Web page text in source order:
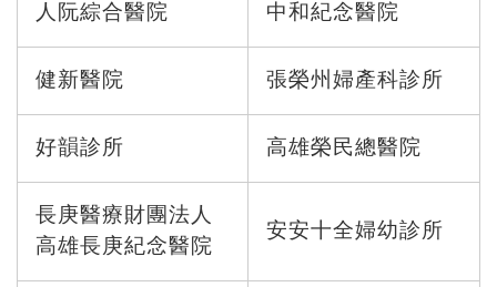
人阮綜合醫院
中和紀念醫院
健新醫院 張榮州婦產科診所
好韻診所 高雄榮民總醫院
長庚醫療財團法人
高雄長庚紀念醫院
安安十全婦幼診所